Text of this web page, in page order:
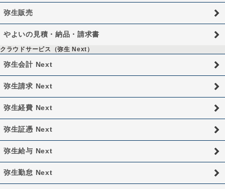
弥生販売
やよいの見積・納品・請求書
クラウドサービス（弥生 Next）
弥生会計 Next
弥生請求 Next
弥生経費 Next
弥生証憑 Next
弥生給与 Next
弥生勤怠 Next